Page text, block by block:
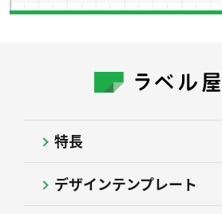
特長
デザインテンプレート